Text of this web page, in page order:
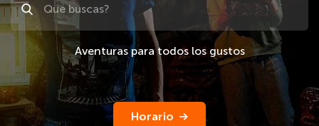
Поиск
Aventuras para todos los gustos
Horario